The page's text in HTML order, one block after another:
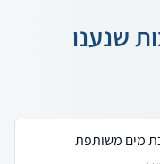
שנענו
מים משותפת